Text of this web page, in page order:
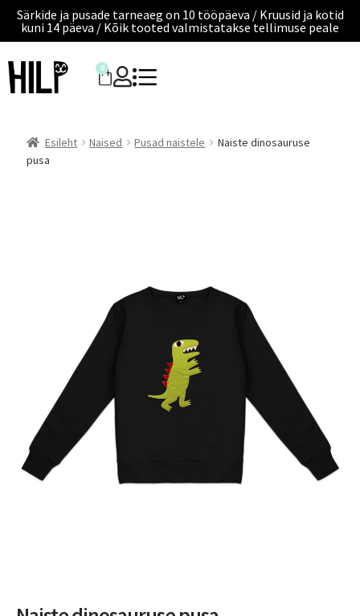
Särkide ja pusade tarneaeg on 10 tööpäeva / Kruusid ja kotid
kuni 14 päeva / Kõik tooted valmistatakse tellimuse peale
0
Esileht Naised Pusad naistele
Naiste dinosauruse
pusa